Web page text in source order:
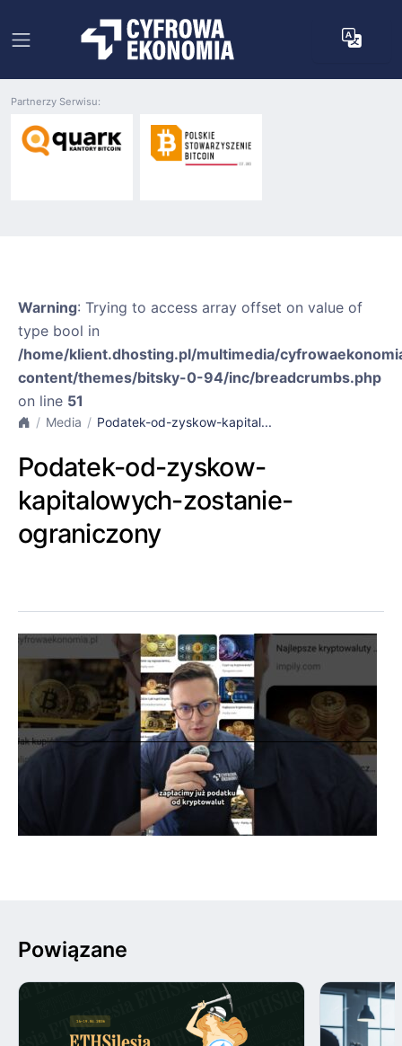
Partnerzy Serwisu:
Warning: Trying to access array offset on value of
type bool in
/home/klient.dhosting.pl/multimedia/
content/themes/bitsky-0-94/inc/breadcrumbs.php
on line 51
Media Podatek-od-zyskow-kapital...
Podatek-od-zyskow-
kapitalowych-zostanie-
ograniczony
Powiązane